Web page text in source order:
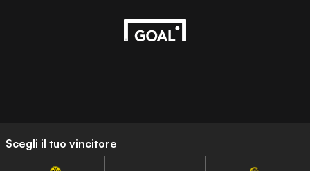
Scegli il tuo vincitore